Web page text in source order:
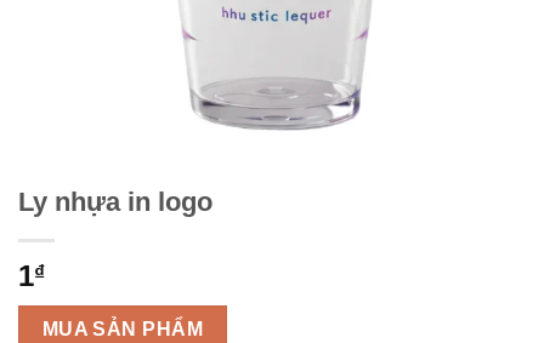
Ly nhựa in logo
1₫
MUA SẢN PHẨM